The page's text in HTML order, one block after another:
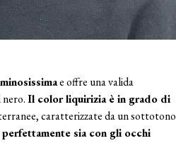
e offre una valida
Il color liquirizia è in grado di
caratterizzate da un sottotono
sia con gli occhi